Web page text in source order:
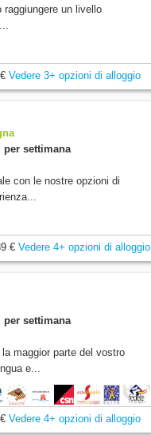
un livello
Vedere 3+ opzioni di alloggio
per settimana
con le nostre opzioni di
€ Vedere 4+ opzioni di alloggio
per settimana
maggior parte del vostro
e...
Vedere 4+ opzioni di alloggio